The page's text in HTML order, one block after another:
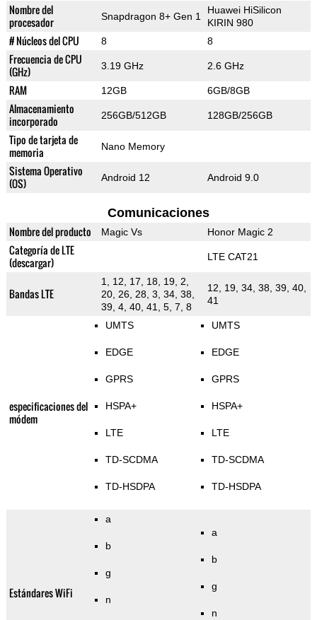
Nombre del
procesador
Snapdragon 8+ Gen 1
Huawei HiSilicon
KIRIN 980
# Núcleos del CPU 8 8
Frecuencia de CPU
(GHz)
3.19 GHz 2.6 GHz
RAM 12GB 6GB/8GB
Almacenamiento
incorporado
256GB/512GB 128GB/256GB
Tipo de tarjeta de
memoria
Nano Memory
Sistema Operativo
(OS)
Android 12 Android 9.0
Comunicaciones
Nombre del producto Magic Vs Honor Magic 2
Categoría de LTE
(descargar)
LTE CAT21
Bandas LTE
1, 12, 17, 18, 19, 2,
20, 26, 28, 3, 34, 38,
39, 4, 40, 41, 5, 7, 8
12, 19, 34, 38, 39, 40,
41
especificaciones del
módem
UMTS
EDGE
GPRS
HSPA+
LTE
TD-SCDMA
TD-HSDPA
UMTS
EDGE
GPRS
HSPA+
LTE
TD-SCDMA
TD-HSDPA
Estándares WiFi
a
b
g
n
a
b
g
n